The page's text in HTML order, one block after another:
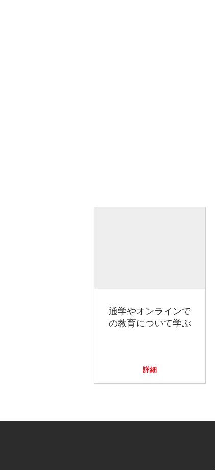
通学やオンラインで
の教育について学ぶ
詳細